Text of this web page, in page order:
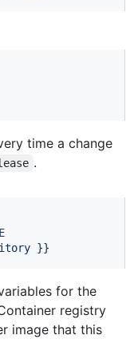
time a change
.
}}
for the
registry
image that this